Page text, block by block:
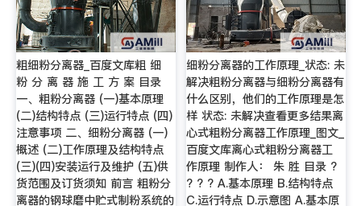
粗细粉分离器_百度文库粗 细
粉 分 离 器 施 工 方 案 目录
一、粗粉分离器 (一)基本原理
(二)结构特点 (三)运行特点 (四)
注意事项 二、细粉分离器 (一)
概述 (二)工作原理及结构特点
(三)(四)安装运行及维护 (五)供
货范围及订货须知 前言 粗粉分
离器的钢球磨中贮式制粉系统的
细粉分离器的工作原理_状态: 未
解决粗粉分离器与细粉分离器有
什么区别，他们的工作原理是怎
样 状态: 未解决查看更多结果离
心式粗粉分离器工作原理_图文_
百度文库离心式粗粉分离器工
作原理 制作人： 朱 胜 目录 ?
? ? ? A.基本原理 B.结构特点
C.运行特点 D.示意图 A.基本原